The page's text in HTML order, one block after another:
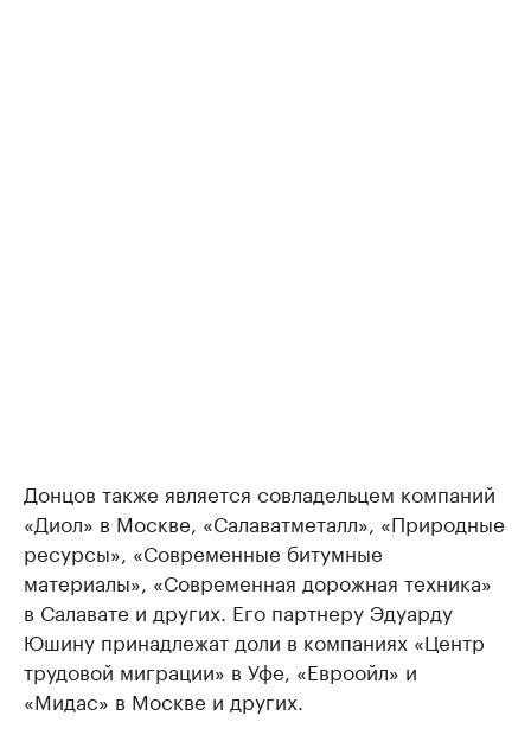
Донцов также является совладельцем компаний
«Диол» в Москве, «Салаватметалл», «Природные
ресурсы», «Современные битумные
материалы», «Современная дорожная техника»
в Салавате и других. Его партнеру Эдуарду
Юшину принадлежат доли в компаниях «Центр
трудовой миграции» в Уфе, «Евроойл» и
«Мидас» в Москве и других.